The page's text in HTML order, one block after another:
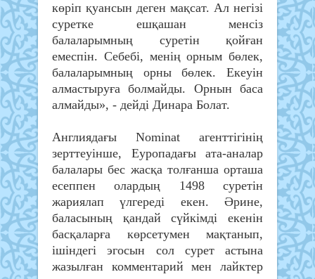
көріп қуансын деген мақсат. Ал негізі
суретке ешқашан менсіз
балаларымның суретін қойған
емеспін. Себебі, менің орным бөлек,
балаларымның орны бөлек. Екеуін
алмастыруға болмайды. Орнын баса
алмайды», - дейді Динара Болат.
Англиядағы Nominat агенттігінің
зерттеуінше, Еуропадағы ата-аналар
балалары бес жасқа толғанша орташа
есеппен олардың 1498 суретін
жариялап үлгереді екен. Әрине,
баласының қандай сүйкімді екенін
басқаларға көрсетумен мақтанып,
ішіндегі эгосын сол сурет астына
жазылған комментарий мен лайктер